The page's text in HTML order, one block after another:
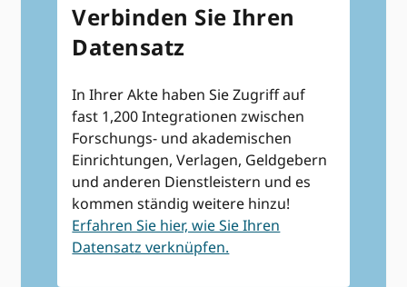
Verbinden Sie Ihren
Datensatz
In Ihrer Akte haben Sie Zugriff auf
fast 1,200 Integrationen zwischen
Forschungs- und akademischen
Einrichtungen, Verlagen, Geldgebern
und anderen Dienstleistern und es
kommen ständig weitere hinzu!
Erfahren Sie hier, wie Sie Ihren
Datensatz verknüpfen.